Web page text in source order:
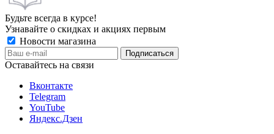
Будьте всегда в курсе!
Узнавайте о скидках и акциях первым
Новости магазина
Оставайтесь на связи
Вконтакте
Telegram
YouTube
Яндекс.Дзен